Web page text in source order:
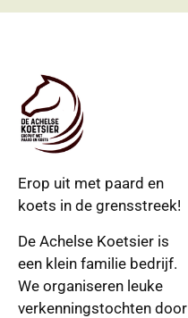
Erop uit met paard en
koets in de grensstreek!
De Achelse Koetsier is
een klein familie bedrijf.
We organiseren leuke
verkenningstochten door